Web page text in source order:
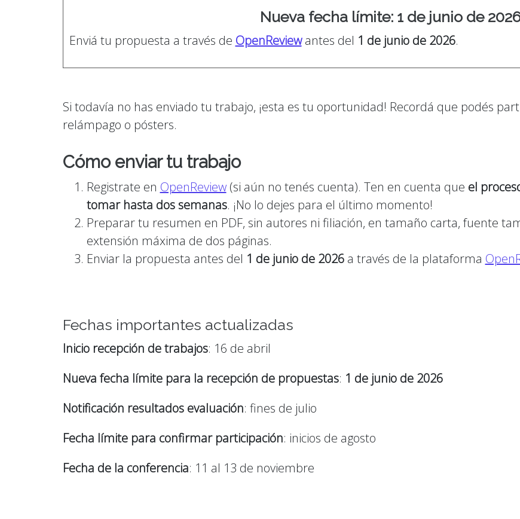
Nueva fecha límite: 1 de junio de
Enviá tu propuesta a través de OpenReviewantes del 1 de junio de 2026.
Si todavía no has enviado tu trabajo, ¡esta es tu oportunidad! Recordá que podés
relámpago o pósters.
Cómo enviar tu trabajo
Registrate en OpenReview(si aún no tenés cuenta). Ten en cuenta que el
tomar hasta dos semanas. ¡No lo dejes para el último momento!
Preparar tu resumen en PDF, sin autores ni filiación, en tamaño carta, fuente
extensión máxima de dos páginas.
Enviar la propuesta antes del 1 de junio de 2026a través de la plataforma
Fechas importantes actualizadas
Inicio recepción de trabajos: 16 de abril
Nueva fecha límite para la recepción de propuestas: 1 de junio de 2026
Notificación resultados evaluación: fines de julio
Fecha límite para confirmar participación: inicios de agosto
Fecha de la conferencia: 11 al 13 de noviembre